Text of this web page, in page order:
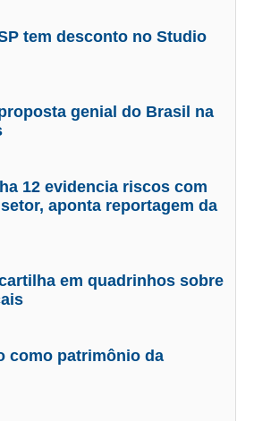
OU ANUIDADE DE SÓCIO
URBANA
DA PROFISSÃO
DE ÉTICA
tem desconto no Studio
genial do Brasil na
12 evidencia riscos com
aponta reportagem da
em quadrinhos sobre
como patrimônio da